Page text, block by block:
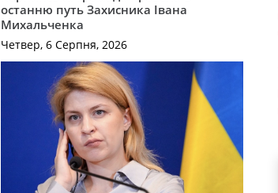
останню путь Захисника Івана
Михальченка
Четвер, 6 Серпня, 2026